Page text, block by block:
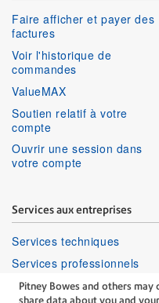
Pitney Bowes and others may
share data about you and
Faire afficher et payer des
factures
Voir l'historique de
commandes
ValueMAX
Soutien relatif à votre
compte
Ouvrir une session dans
votre compte
Services aux entreprises
Services techniques
Services professionnels